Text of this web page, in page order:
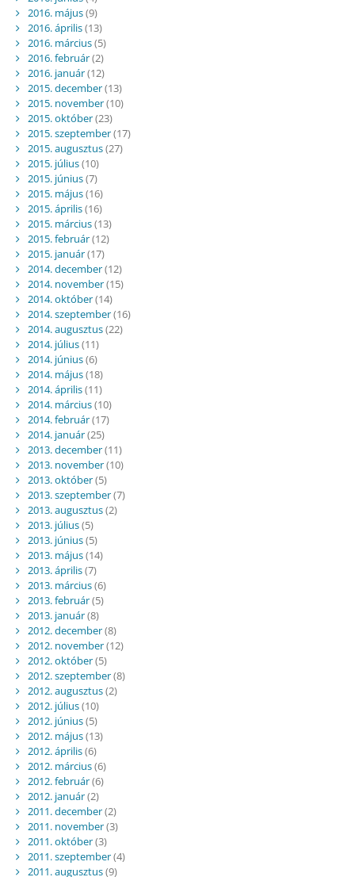
2016. május(9)
2016. április(13)
2016. március(5)
2016. február(2)
2016. január(12)
2015. december(13)
2015. november(10)
2015. október(23)
2015. szeptember(17)
2015. augusztus(27)
2015. július(10)
2015. június(7)
2015. május(16)
2015. április(16)
2015. március(13)
2015. február(12)
2015. január(17)
2014. december(12)
2014. november(15)
2014. október(14)
2014. szeptember(16)
2014. augusztus(22)
2014. július(11)
2014. június(6)
2014. május(18)
2014. április(11)
2014. március(10)
2014. február(17)
2014. január(25)
2013. december(11)
2013. november(10)
2013. október(5)
2013. szeptember(7)
2013. augusztus(2)
2013. július(5)
2013. június(5)
2013. május(14)
2013. április(7)
2013. március(6)
2013. február(5)
2013. január(8)
2012. december(8)
2012. november(12)
2012. október(5)
2012. szeptember(8)
2012. augusztus(2)
2012. július(10)
2012. június(5)
2012. május(13)
2012. április(6)
2012. március(6)
2012. február(6)
2012. január(2)
2011. december(2)
2011. november(3)
2011. október(3)
2011. szeptember(4)
2011. augusztus(9)